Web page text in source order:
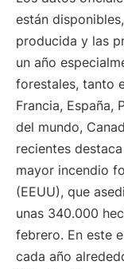
están
producida y las
un año
forestales, tanto
Francia, España,
del mundo,
recientes
mayor incendio
(EEUU), que
unas 340.000
febrero. En este
cada año